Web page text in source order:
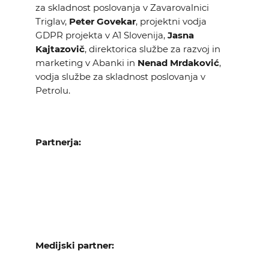
za skladnost poslovanja v Zavarovalnici
Triglav, Peter Govekar, projektni vodja
GDPR projekta v A1 Slovenija, Jasna
Kajtazovič, direktorica službe za razvoj in
marketing v Abanki in Nenad Mrdaković,
vodja službe za skladnost poslovanja v
Petrolu.
Partnerja:
Medijski partner: